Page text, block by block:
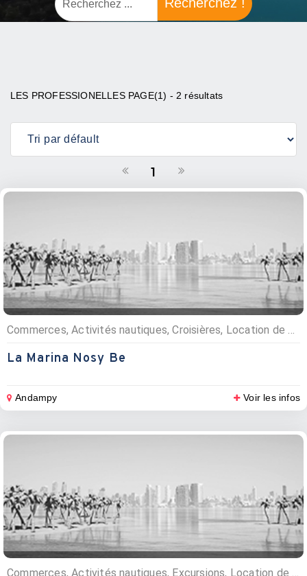
LES PROFESSIONELLES PAGE(1) - 2 résultats
1
Commerces, Activités nautiques, Croisières, Location de bateaux
La Marina Nosy Be
Andampy Voir les infos